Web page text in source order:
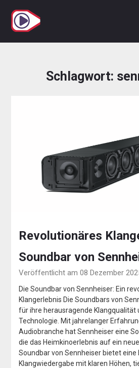
Inhalt
springen
Schlagwort:
Revolutionäres
Soundbar von
Veröffentlicht am 08 Dezember
Die Soundbar von Sennheiser: Ein
Klangerlebnis Die Soundbars von
für ihre herausragende Klangqualität
Technologie. Mit jahrelanger
Audiobranche hat Sennheiser eine
die das Heimkinoerlebnis auf ein
Soundbar von Sennheiser bietet eine
Klangwiedergabe mit klaren Höhen,